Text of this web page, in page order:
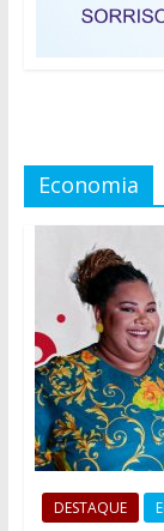
Economia
DESTAQUE